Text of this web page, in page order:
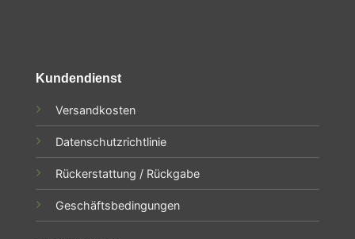
Kundendienst
Versandkosten
Datenschutzrichtlinie
Rückerstattung / Rückgabe
Geschäftsbedingungen